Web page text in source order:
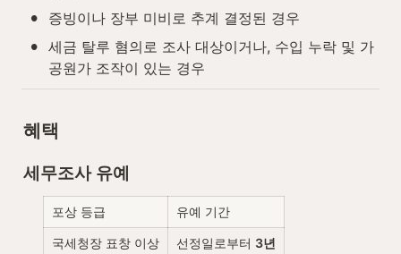
• 증빙이나 장부 미비로 추계 결정된 경우
• 세금 탈루 혐의로 조사 대상이거나, 수입 누락 및 가
공원가 조작이 있는 경우
혜택
세무조사 유예
포상 등급 유예 기간
국세청장 표창 이상 선정일로부터 3년